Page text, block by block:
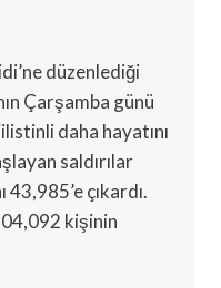
düzenlediği
Çarşamba günü
daha hayatını
saldırılar
43,985’e çıkardı.
kişinin